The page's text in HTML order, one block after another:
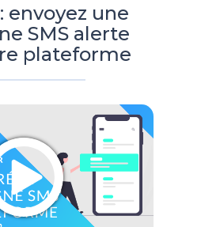
envoyez une
SMS alerte
plateforme